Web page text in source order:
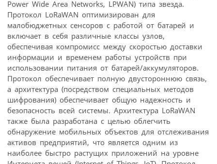
Power Wide Area Networks, LPWAN) типа звезда.
Протокол LoRaWAN оптимизирован для
малобюджетных сенсоров с работой от батарей и
включает в себя различные классы узлов,
обеспечивая компромисс между скоростью доставки
информации и временем работы устройств при
использовании питания от батарей/аккумуляторов.
Протокол обеспечивает полную двустороннюю связь,
а архитектура (посредством специальных методов
шифрования) обеспечивает общую надежность и
безопасность всей системы. Архитектура LoRaWAN
также была разработана с целью облегчить
обнаружение мобильных объектов для отслеживания
активов предприятий, что является одним из
наиболее быстро растущих приложений на уровне